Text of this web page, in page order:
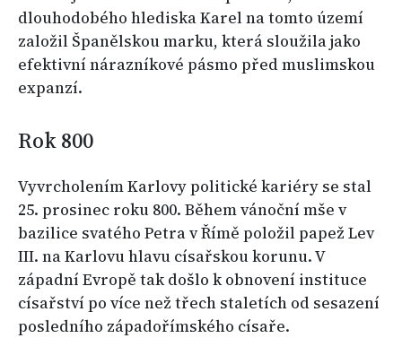
dlouhodobého hlediska Karel na tomto území
založil Španělskou marku, která sloužila jako
efektivní nárazníkové pásmo před muslimskou
expanzí.
Rok 800
Vyvrcholením Karlovy politické kariéry se stal
25. prosinec roku 800. Během vánoční mše v
bazilice svatého Petra v Římě položil papež Lev
III. na Karlovu hlavu císařskou korunu. V
západní Evropě tak došlo k obnovení instituce
císařství po více než třech staletích od sesazení
posledního západořímského císaře.